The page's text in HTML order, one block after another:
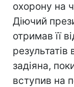
охорону на
Діючий
отримав її
задіяна,
вступив на